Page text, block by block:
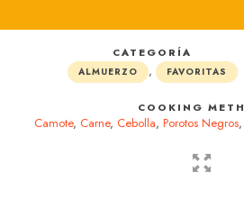
CATEGORÍA
ALMUERZO , FAVORITAS
COOKING
Camote, Carne, Cebolla, Porotos Negros,